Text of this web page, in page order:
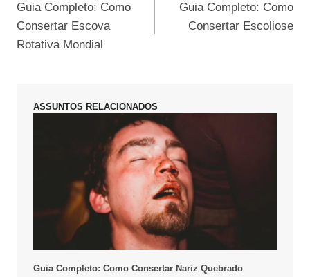
de
Post
Guia Completo: Como
Consertar Escova
Rotativa Mondial
Guia Completo: Como
Consertar Escoliose
ASSUNTOS RELACIONADOS
Guia Completo: Como Consertar Nariz Quebrado